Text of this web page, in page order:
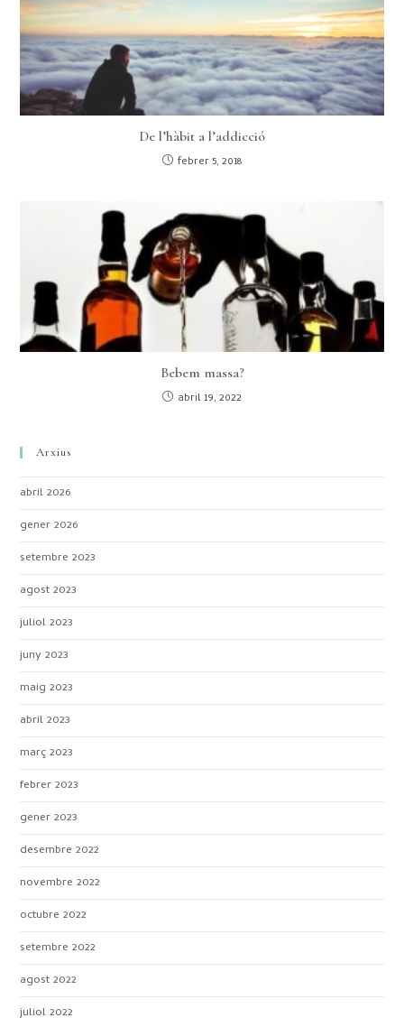
De l’hàbit a l’addicció
febrer 5, 2018
Bebem massa?
abril 19, 2022
Arxius
abril 2026
gener 2026
setembre 2023
agost 2023
juliol 2023
juny 2023
maig 2023
abril 2023
març 2023
febrer 2023
gener 2023
desembre 2022
novembre 2022
octubre 2022
setembre 2022
agost 2022
juliol 2022